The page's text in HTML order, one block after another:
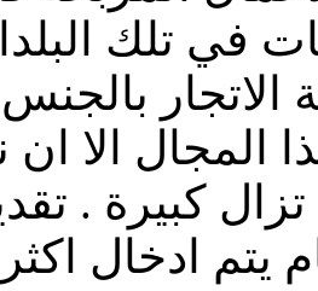
في تلك
بالجنس
المجال الا
كبيرة .
يتم ادخال